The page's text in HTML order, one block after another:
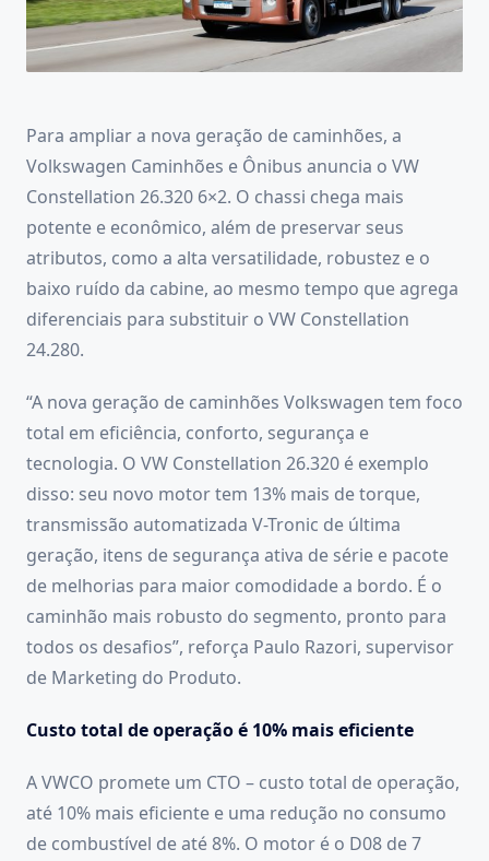
Para ampliar a nova geração de caminhões, a
Volkswagen Caminhões e Ônibus anuncia o VW
Constellation 26.320 6×2. O chassi chega mais
potente e econômico, além de preservar seus
atributos, como a alta versatilidade, robustez e o
baixo ruído da cabine, ao mesmo tempo que agrega
diferenciais para substituir o VW Constellation
24.280.
“A nova geração de caminhões Volkswagen tem foco
total em eficiência, conforto, segurança e
tecnologia. O VW Constellation 26.320 é exemplo
disso: seu novo motor tem 13% mais de torque,
transmissão automatizada V-Tronic de última
geração, itens de segurança ativa de série e pacote
de melhorias para maior comodidade a bordo. É o
caminhão mais robusto do segmento, pronto para
todos os desafios”, reforça Paulo Razori, supervisor
de Marketing do Produto.
Custo total de operação é 10% mais eficiente
A VWCO promete um CTO – custo total de operação,
até 10% mais eficiente e uma redução no consumo
de combustível de até 8%. O motor é o D08 de 7